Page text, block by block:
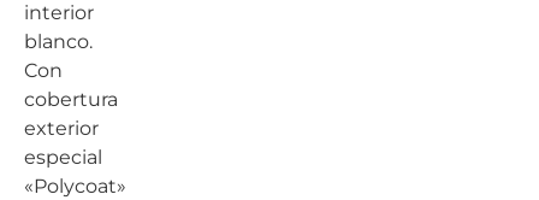
interior
blanco.
Con
cobertura
exterior
especial
«Polycoat»